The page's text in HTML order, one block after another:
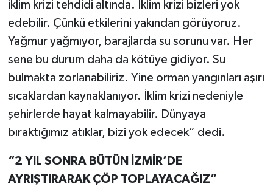
iklim krizi tehdidi altında. İklim krizi bizleri yok
edebilir. Çünkü etkilerini yakından görüyoruz.
Yağmur yağmıyor, barajlarda su sorunu var. Her
sene bu durum daha da kötüye gidiyor. Su
bulmakta zorlanabiliriz. Yine orman yangınları aşırı
sıcaklardan kaynaklanıyor. İklim krizi nedeniyle
şehirlerde hayat kalmayabilir. Dünyaya
bıraktığımız atıklar, bizi yok edecek” dedi.
“2 YIL SONRA BÜTÜN İZMİR’DE
AYRIŞTIRARAK ÇÖP TOPLAYACAĞIZ”